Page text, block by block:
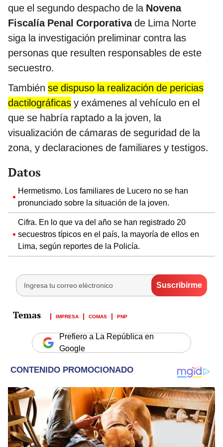
que el segundo despacho de la Novena
Fiscalía Penal Corporativade Lima Norte
siga la investigación preliminar contra las
personas que resulten responsables de este
secuestro.
También se dispuso la realización de pericias
dactilográficas y exámenes al vehículo en el
que se habría raptado a la joven, la
visualización de cámaras de seguridad de la
zona, y declaraciones de familiares y testigos.
Datos
Hermetismo. Los familiares de Lucero no se han
pronunciado sobre la situación de la joven.
Cifra. En lo que va del año se han registrado 20
secuestros típicos en el país, la mayoría de ellos en
Lima, según reportes de la Policía.
IMPRESA COMAS PNP
Prefiero a La República en
Google